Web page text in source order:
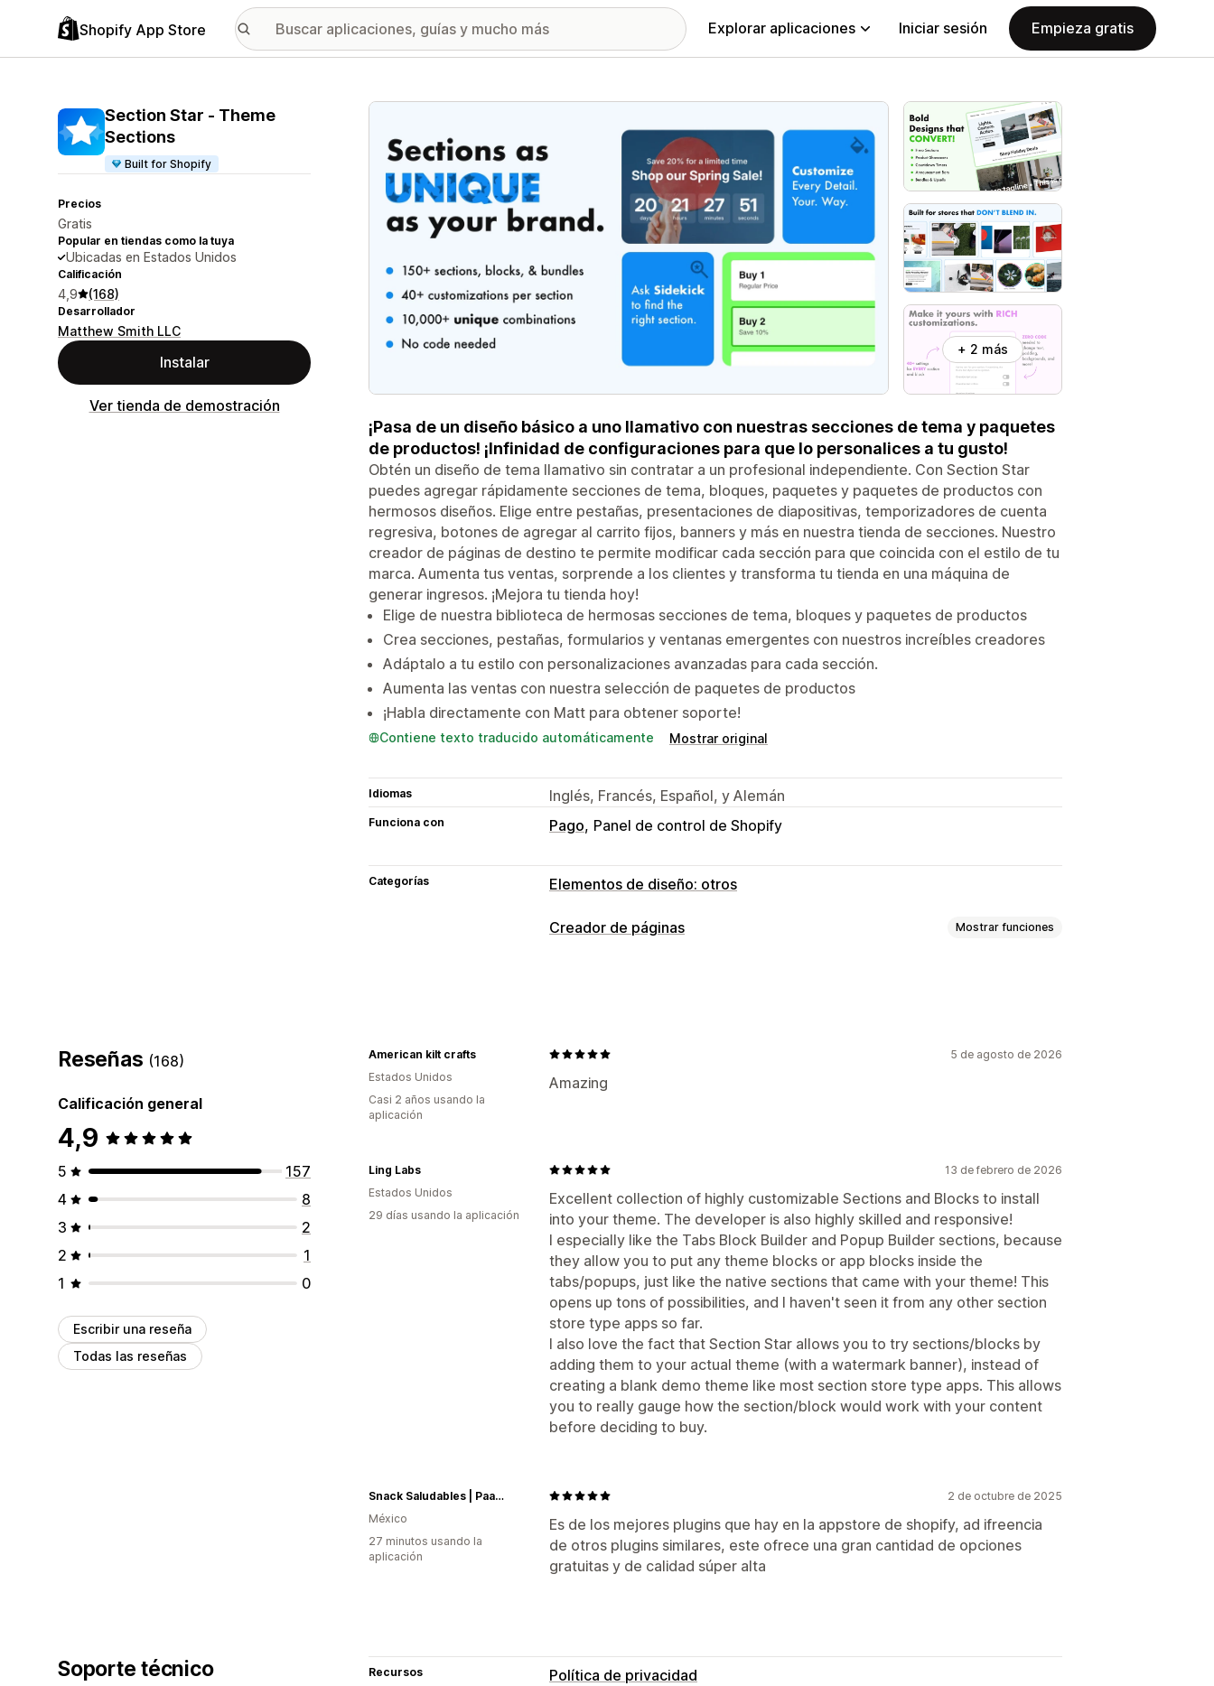
Shopify App Store Explorar aplicaciones Iniciar sesión Empieza gratis
Section Star ‑ Theme
Sections
Built for Shopify
Precios
Gratis
Popular en tiendas como la tuya
Ubicadas en Estados Unidos
Calificación
4,9 (168)
Desarrollador
Matthew Smith LLC
Instalar
Ver tienda de demostración
Galería de imágenes destacadas
+ 2 más
¡Pasa de un diseño básico a uno llamativo con nuestras secciones de tema y paquetes
de productos! ¡Infinidad de configuraciones para que lo personalices a tu gusto!
Obtén un diseño de tema llamativo sin contratar a un profesional independiente. Con Section Star
puedes agregar rápidamente secciones de tema, bloques, paquetes y paquetes de productos con
hermosos diseños. Elige entre pestañas, presentaciones de diapositivas, temporizadores de cuenta
regresiva, botones de agregar al carrito fijos, banners y más en nuestra tienda de secciones. Nuestro
creador de páginas de destino te permite modificar cada sección para que coincida con el estilo de tu
marca. Aumenta tus ventas, sorprende a los clientes y transforma tu tienda en una máquina de
generar ingresos. ¡Mejora tu tienda hoy!
Elige de nuestra biblioteca de hermosas secciones de tema, bloques y paquetes de productos
Crea secciones, pestañas, formularios y ventanas emergentes con nuestros increíbles creadores
Adáptalo a tu estilo con personalizaciones avanzadas para cada sección.
Aumenta las ventas con nuestra selección de paquetes de productos
¡Habla directamente con Matt para obtener soporte!
Contiene texto traducido automáticamente Mostrar original
Idiomas Inglés, Francés, Español, y Alemán
Funciona con Pago Panel de control de Shopify
Categorías Elementos de diseño: otros
Creador de páginas Mostrar funciones
Páginas legales
Páginas de precios
Código personalizado
Carga lenta
Reseñas (168)
Calificación general
4,9
5
157
4
8
3
2
2
1
1
0
Escribir una reseña
Todas las reseñas
5 de agosto de 2026
Amazing
American kilt crafts
Estados Unidos
Casi 2 años usando la
aplicación
13 de febrero de 2026
Excellent collection of highly customizable Sections and Blocks to install
into your theme. The developer is also highly skilled and responsive!
I especially like the Tabs Block Builder and Popup Builder sections, because
they allow you to put any theme blocks or app blocks inside the
tabs/popups, just like the native sections that came with your theme! This
opens up tons of possibilities, and I haven't seen it from any other section
store type apps so far.
I also love the fact that Section Star allows you to try sections/blocks by
adding them to your actual theme (with a watermark banner), instead of
creating a blank demo theme like most section store type apps. This allows
you to really gauge how the section/block would work with your content
before deciding to buy.
Ling Labs
Estados Unidos
29 días usando la aplicación
2 de octubre de 2025
Es de los mejores plugins que hay en la appstore de shopify, ad ifreencia
de otros plugins similares, este ofrece una gran cantidad de opciones
gratuitas y de calidad súper alta
Snack Saludables | Paakam
México
27 minutos usando la
aplicación
Soporte técnico Recursos
Política de privacidad